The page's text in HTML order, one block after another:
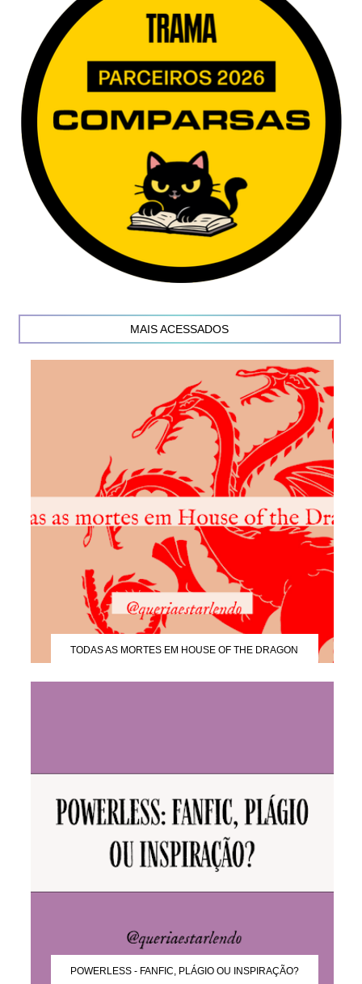
MAIS ACESSADOS
TODAS AS MORTES EM HOUSE OF THE DRAGON
POWERLESS - FANFIC, PLÁGIO OU INSPIRAÇÃO?